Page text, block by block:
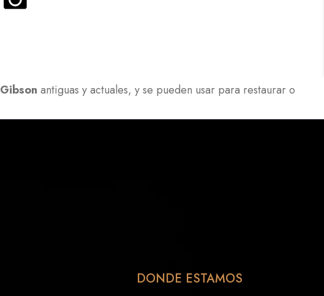
Gibson antiguas y actuales, y se pueden usar para restaurar o
DONDE ESTAMOS